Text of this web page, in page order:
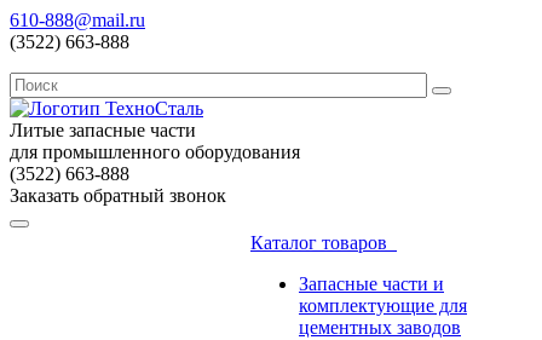
610-888@mail.ru
(3522) 663-888
Литые запасные части
для промышленного оборудования
(3522) 663-888
Заказать обратный звонок
Каталог товаров
Запасные части и
комплектующие для
цементных заводов